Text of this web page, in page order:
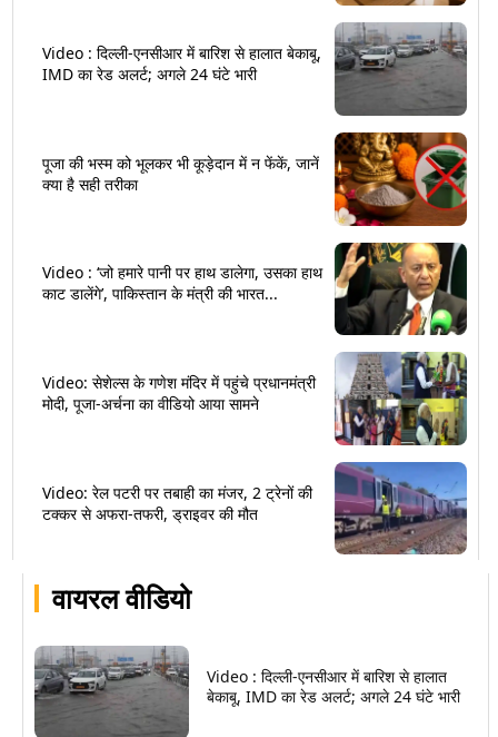
वायरल वीडियो
Video : दिल्ली-एनसीआर में बारिश से हालात
बेकाबू, IMD का रेड अलर्ट; अगले 24 घंटे भारी
Video : दिल्ली-एनसीआर में बारिश से हालात बेकाबू,
IMD का रेड अलर्ट; अगले 24 घंटे भारी
पूजा की भस्म को भूलकर भी कूड़ेदान में न फेंकें, जानें
क्या है सही तरीका
Video : ‘जो हमारे पानी पर हाथ डालेगा, उसका हाथ
काट डालेंगे’, पाकिस्तान के मंत्री की भारत...
Video: सेशेल्स के गणेश मंदिर में पहुंचे प्रधानमंत्री
मोदी, पूजा-अर्चना का वीडियो आया सामने
Video: रेल पटरी पर तबाही का मंजर, 2 ट्रेनों की
टक्कर से अफरा-तफरी, ड्राइवर की मौत